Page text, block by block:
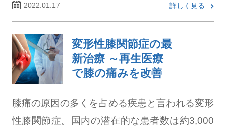
2022.01.17 詳しく見る
変形性膝関節症の最
新治療 ～再生医療
で膝の痛みを改善
膝痛の原因の多くを占める疾患と言われる変形
性膝関節症。国内の潜在的な患者数は約3,000